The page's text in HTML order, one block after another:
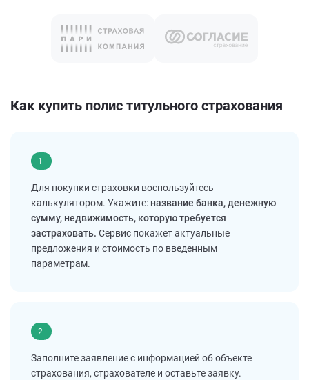
Как купить полис титульного страхования
1
Для покупки страховки воспользуйтесь
калькулятором. Укажите: название банка, денежную
сумму, недвижимость, которую требуется
застраховать. Сервис покажет актуальные
предложения и стоимость по введенным
параметрам.
2
Заполните заявление с информацией об объекте
страхования, страхователе и оставьте заявку.